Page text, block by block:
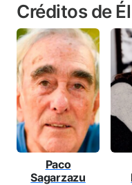
Créditos de
Paco
Sagarzazu